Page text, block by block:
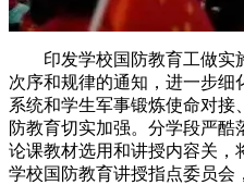
印发学校国防教育工做实
次序和规律的通知，进一步细
系统和学生军事锻炼使命对接
防教育切实加强。分学段严
论课教材选用和讲授内容关，
学校国防教育讲授指点委员会